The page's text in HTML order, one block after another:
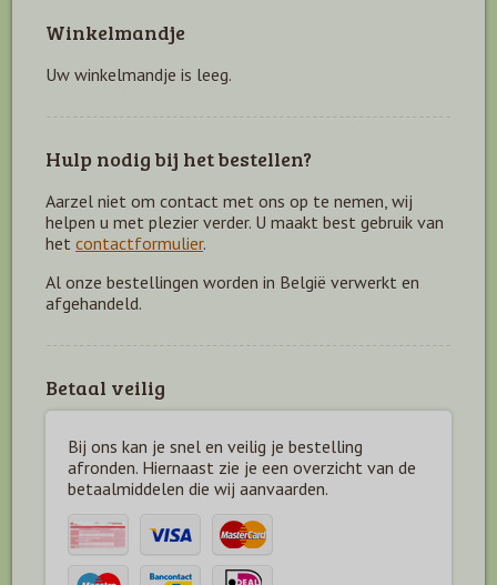
Winkelmandje
Uw winkelmandje is leeg.
Hulp nodig bij het bestellen?
Aarzel niet om contact met ons op te nemen, wij
helpen u met plezier verder. U maakt best gebruik van
het contactformulier.
Al onze bestellingen worden in België verwerkt en
afgehandeld.
Betaal veilig
Bij ons kan je snel en veilig je bestelling
afronden. Hiernaast zie je een overzicht van de
betaalmiddelen die wij aanvaarden.